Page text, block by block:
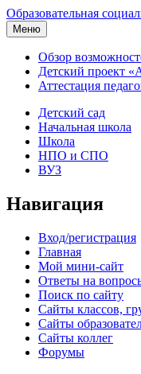
Образовательная
Меню
Обзор
Детский проект
Аттестация
Детский сад
Начальная школа
Школа
НПО и СПО
ВУЗ
Навигация
Вход/регистрация
Главная
Мой мини-сайт
Ответы на
Поиск по сайту
Сайты классов,
Сайты
Сайты коллег
Форумы